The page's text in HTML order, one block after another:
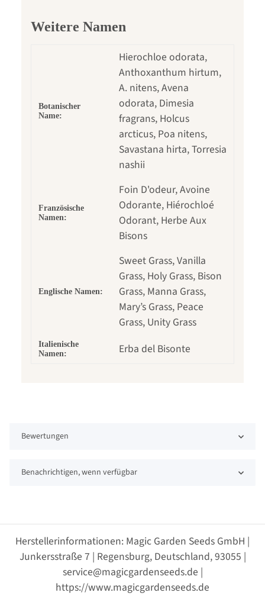
Weitere Namen
Botanischer
Name:
Hierochloe odorata,
Anthoxanthum hirtum,
A. nitens, Avena
odorata, Dimesia
fragrans, Holcus
arcticus, Poa nitens,
Savastana hirta, Torresia
nashii
Französische
Namen:
Foin D'odeur, Avoine
Odorante, Hiérochloé
Odorant, Herbe Aux
Bisons
Englische Namen:
Sweet Grass, Vanilla
Grass, Holy Grass, Bison
Grass, Manna Grass,
Mary’s Grass, Peace
Grass, Unity Grass
Italienische
Namen:
Erba del Bisonte
Bewertungen
Benachrichtigen, wenn verfügbar
Herstellerinformationen: Magic Garden Seeds GmbH |
Junkersstraße 7 | Regensburg, Deutschland, 93055 |
service@magicgardenseeds.de |
https://www.magicgardenseeds.de